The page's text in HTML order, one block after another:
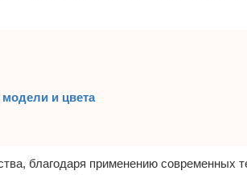
и цвета
благодаря применению современных